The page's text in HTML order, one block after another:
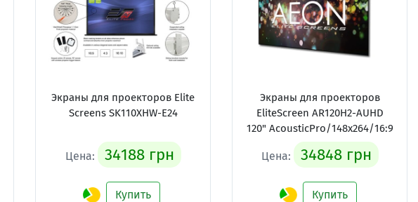
Экраны для проекторов Elite
Screens SK110XHW-E24
Цена: 34188 грн
Купить
Экраны для проекторов
EliteScreen AR120H2-AUHD
120" AcousticPro/148x264/16:9
Цена: 34848 грн
Купить